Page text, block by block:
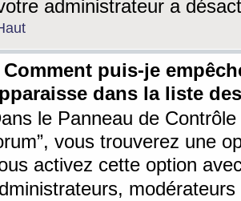
administrateur a
Comment puis-je
dans la liste
le Panneau de
vous trouverez une
activez cette option